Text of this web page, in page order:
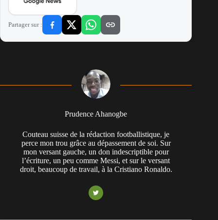
Partager sur :
Prudence Ahanogbe
Couteau suisse de la rédaction footballistique, je
perce mon trou grâce au dépassement de soi. Sur
mon versant gauche, un don indescriptible pour
l’écriture, un peu comme Messi, et sur le versant
droit, beaucoup de travail, à la Cristiano Ronaldo.